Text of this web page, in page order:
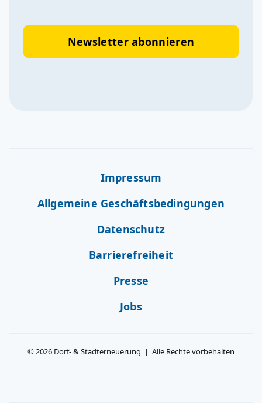
Newsletter abonnieren
Impressum
Allgemeine Geschäftsbedingungen
Datenschutz
Barrierefreiheit
Presse
Jobs
© 2026 Dorf- & Stadterneuerung | Alle Rechte vorbehalten